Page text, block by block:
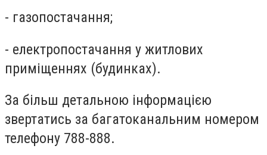
- газопостачання;
- електропостачання у житлових
приміщеннях (будинках).
За більш детальною інформацією
звертатись за багатоканальним номером
телефону 788-888.